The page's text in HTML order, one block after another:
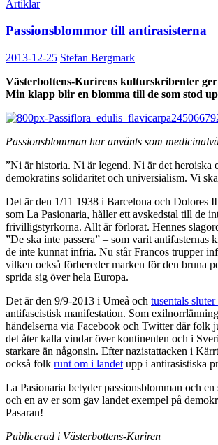
Artiklar
Passionsblommor till antirasisterna
2013-12-25 Stefan Bergmark
Västerbottens-Kurirens kulturskribenter
Min klapp blir en blomma till de som stod
Passionsblomman har använts som
”Ni är historia. Ni är legend. Ni är det heroiska
demokratins solidaritet och universialism. Vi
Det är den 1/11 1938 i Barcelona och Dolores
som La Pasionaria, håller ett avskedstal till de
frivilligstyrkorna. Allt är förlorat. Hennes
”De ska inte passera” – som varit antifasternas
de inte kunnat infria. Nu står Francos trupper
vilken också förbereder marken för den bruna
sprida sig över hela Europa.
Det är den 9/9-2013 i Umeå och tusentals
antifascistisk manifestation. Som
händelserna via Facebook och Twitter där folk
det åter kalla vindar över kontinenten och i
starkare än någonsin. Efter nazistattacken i
också folk runt om i landet upp i antirasistiska
La Pasionaria betyder passionsblomman och
och en av er som gav landet exempel på
Pasaran!
Publicerad i Västerbottens-Kuriren